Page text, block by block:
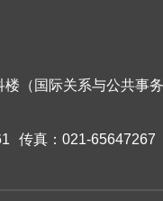
（国际关系与公共事
传真：021-65647267